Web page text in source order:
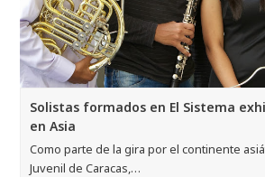
Solistas formados en El Sistema
en Asia
Como parte de la gira por el continente
Juvenil de Caracas,…